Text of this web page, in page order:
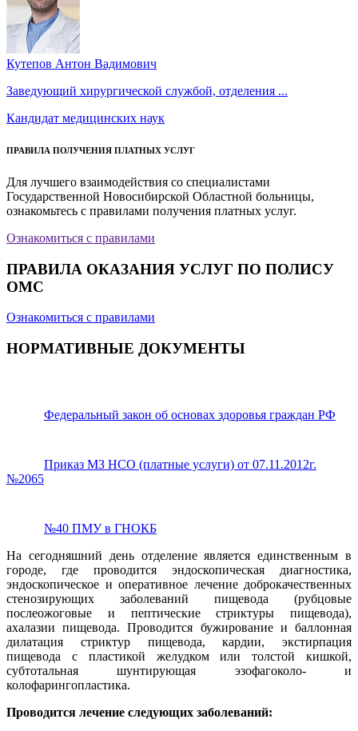
Кутепов Антон Вадимович
Заведующий хирургической службой, отделения ...
Кандидат медицинских наук
ПРАВИЛА ПОЛУЧЕНИЯ ПЛАТНЫХ УСЛУГ
Для лучшего взаимодействия со специалистами
Государственной Новосибирской Областной больницы,
ознакомьтесь с правилами получения платных услуг.
Ознакомиться с правилами
ПРАВИЛА ОКАЗАНИЯ УСЛУГ ПО ПОЛИСУ
ОМС
Ознакомиться с правилами
НОРМАТИВНЫЕ ДОКУМЕНТЫ
Федеральный закон об основах здоровья граждан РФ
Приказ МЗ НСО (платные услуги) от 07.11.2012г.
№2065
№40 ПМУ в ГНОКБ
На сегодняшний день отделение является единственным в
городе, где проводится эндоскопическая диагностика,
эндоскопическое и оперативное лечение доброкачественных
стенозирующих заболеваний пищевода (рубцовые
послеожоговые и пептические стриктуры пищевода),
ахалазии пищевода. Проводится бужирование и баллонная
дилатация стриктур пищевода, кардии, экстирпация
пищевода с пластикой желудком или толстой кишкой,
субтотальная шунтирующая эзофагоколо- и
колофарингопластика.
Проводится лечение следующих заболеваний: